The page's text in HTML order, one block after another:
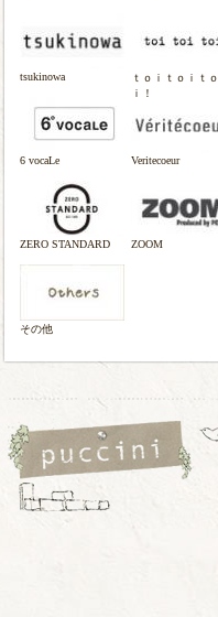
tsukinowa
ｔｏｉｔｏｉｔｏ
ｉ！
6 vocaLe Veritecoeur
ZERO STANDARD ZOOM
その他